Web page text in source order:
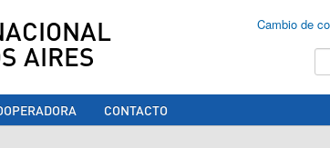
AIRES
Cambio de
CONTACTO